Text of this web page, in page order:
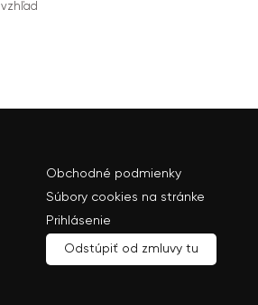
Obchodné podmienky
Súbory cookies na stránke
Prihlásenie
Odstúpiť od zmluvy tu